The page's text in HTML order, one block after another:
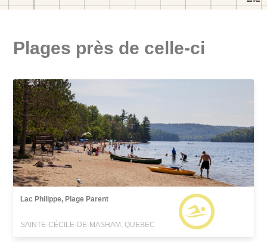
Plages près de celle-ci
Lac Philippe, Plage Parent
SAINTE-CÉCILE-DE-MASHAM, QUEBEC